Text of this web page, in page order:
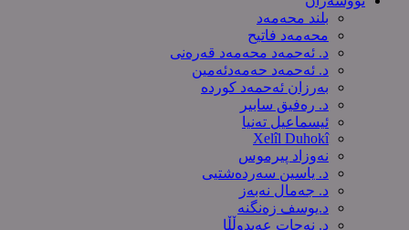
بلند محەمەد
محەمەد فاتیح
د. ئەحمەد محەمەد قەرەنی
د. ئەحمەد حەمەدئەمین
بەرزان ئەحمەد کورده
د. رەفیق سابیر
ئیسماعیل تەنیا
Xelîl Duhokî
نەوزاد پیرموس
د. یاسین سەردەشتیی
د. جەمال نەبەز
د.یوسف زه‌نگنه‌
د. نەجات عەبدوڵڵا